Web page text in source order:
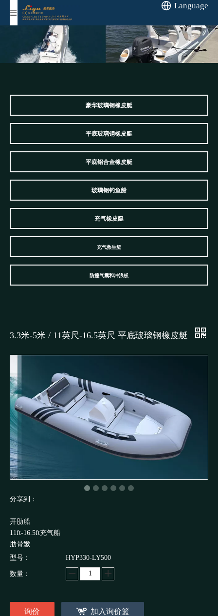
Language
豪华玻璃钢橡皮艇
平底玻璃钢橡皮艇
平底铝合金橡皮艇
玻璃钢钓鱼船
充气橡皮艇
充气救生艇
防撞气囊和冲浪板
3.3米-5米 / 11英尺-16.5英尺 平底玻璃钢橡皮艇
分享到：
开肋船
11ft-16.5ft充气船
肋骨嫩
型号：
HYP330-LY500
数量：
询价 加入询价篮